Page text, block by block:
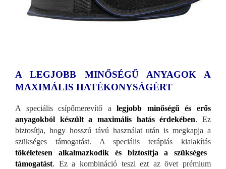
A LEGJOBB MINŐSÉGŰ ANYAGOK A
MAXIMÁLIS HATÉKONYSÁGÉRT
A speciális csípőmerevítő alegjobb minőségű és erős
anyagokból készült a maximális hatás érdekében. Ez
biztosítja, hogy hosszú távú használat után is megkapja a
szükséges támogatást. A speciális terápiás kialakítás
tökéletesen alkalmazkodik és biztosítja a szükséges
támogatást. Ez a kombináció teszi ezt az övet prémium